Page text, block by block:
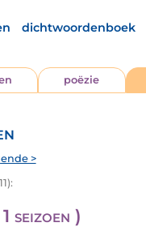
dichtwoordenboek
poëzie
>
seizoen )